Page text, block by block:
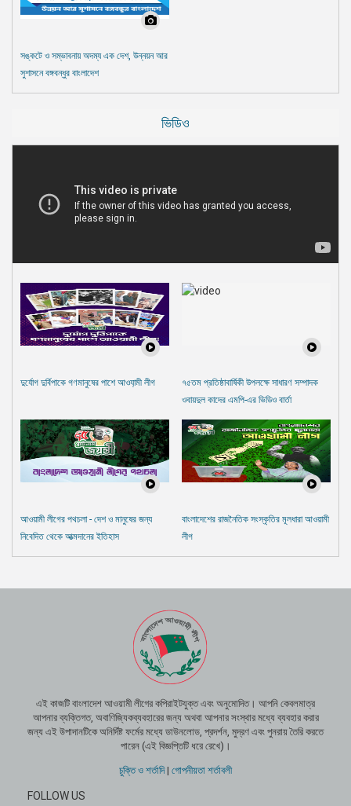
সঙ্কটে ও সম্ভাবনায় অদম্য এক দেশ, উন্নয়ন আর
সুশাসনে বঙ্গবন্ধুর বাংলাদেশ
ভিডিও
দুর্যোগ দুর্বিপাকে গণমানুষের পাশে আওযা়মী লীগ
৭৫তম প্রতিষ্ঠাবার্ষিকী উপলক্ষে সাধারণ সম্পাদক
ওবায়দুল কাদের এমপি-এর ভিডিও বার্তা
আওয়ামী লীগের পথচলা - দেশ ও মানুষের জন্য
নিবেদিত থেকে আত্মদানের ইতিহাস
বাংলাদেশের রাজনৈতিক সংস্কৃতির মূলধারা আওয়ামী
লীগ
এই কাজটি বাংলাদেশ আওয়ামী লীগের কপিরাইটযুক্ত এবং অনুমোদিত। আপনি কেবলমাত্র
আপনার ব্যক্তিগত, অবাণিজ্যিকব্যবহারের জন্য অথবা আপনার সংস্থার মধ্যে ব্যবহার করার
জন্য এই উপাদানটিকে অনির্দিষ্ট ফর্মের মধ্যে ডাউনলোড, প্রদর্শন, মুদ্রণ এবং পুনরায় তৈরি করতে
পারেন (এই বিজ্ঞপ্তিটি ধরে রেখে)।
চুক্তি ও শর্তাদি| গোপনীয়তা শর্তাবলী
FOLLOW US